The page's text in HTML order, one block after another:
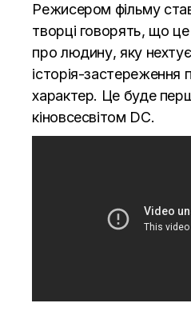
Режисером фільму
творці говорять, що це
про людину, яку
історія-застереження
характер. Це буде
кіновсесвітом DC.